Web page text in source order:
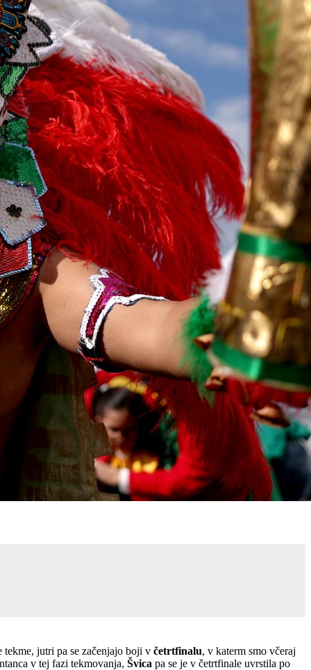
tekme, jutri pa se začenjajo boji v četrtfinalu, v katerm smo včeraj
v tej fazi tekmovanja, Švica pa se je v četrtfinale uvrstila po